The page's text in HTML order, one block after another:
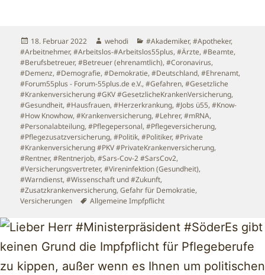
Veröffentlicht
am
18. Februar 2022 Autor
wehodi Kategorien
#Akademiker,#Apotheker,
#Arbeitnehmer,#Arbeitslos-#Arbeitslos55plus,#Ärzte,#Beamte,
#Berufsbetreuer,#Betreuer (ehrenamtlich),#Coronavirus,
#Demenz,#Demografie,#Demokratie,#Deutschland,#Ehrenamt,
#Forum55plus - Forum-55plus.de e.V.,#Gefahren,#Gesetzliche
#Krankenversicherung #GKV #GesetzlicheKrankenVersicherung,
#Gesundheit,#Hausfrauen,#Herzerkrankung,#Jobs ü55,#Know-
#How Knowhow,#Krankenversicherung,#Lehrer,#mRNA,
#Personalabteilung,#Pflegepersonal,#Pflegeversicherung,
#Pflegezusatzversicherung,#Politik,#Politiker,#Private
#Krankenversicherung #PKV #PrivateKrankenversicherung,
#Rentner,#Rentnerjob,#Sars-Cov-2 #SarsCov2,
#Versicherungsvertreter,#Vireninfektion (Gesundheit),
#Warndienst,#Wissenschaft und #Zukunft,
#Zusatzkrankenversicherung,Gefahr für Demokratie,
Versicherungen
Schlagwörter
Allgemeine Impfpflicht